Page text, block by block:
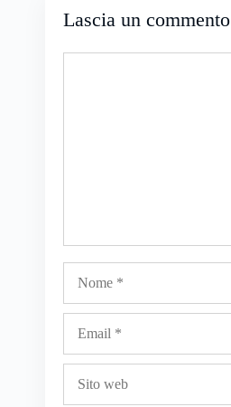
Lascia un commento